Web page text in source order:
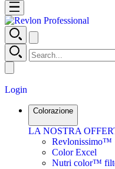
Login
Colorazione
LA NOSTRA
Revlonissimo™
Color Excel
Nutri color™